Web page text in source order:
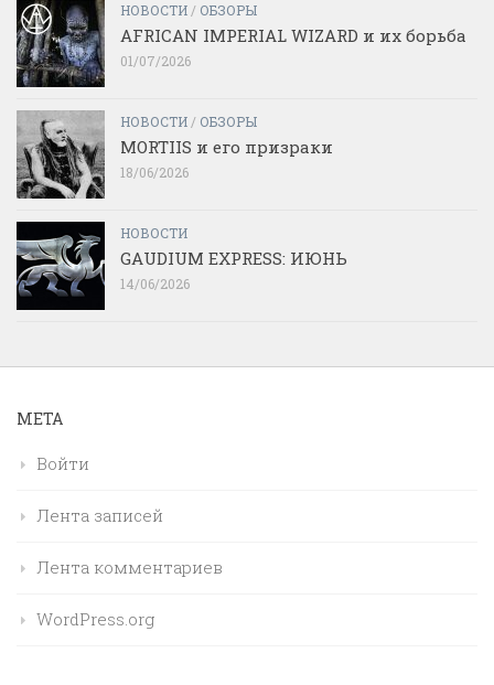
НОВОСТИ/ ОБЗОРЫ
AFRICAN IMPERIAL WIZARD и их борьба
01/07/2026
НОВОСТИ/ ОБЗОРЫ
MORTIIS и его призраки
18/06/2026
НОВОСТИ
GAUDIUM EXPRESS: ИЮНЬ
14/06/2026
МЕТА
Войти
Лента записей
Лента комментариев
WordPress.org